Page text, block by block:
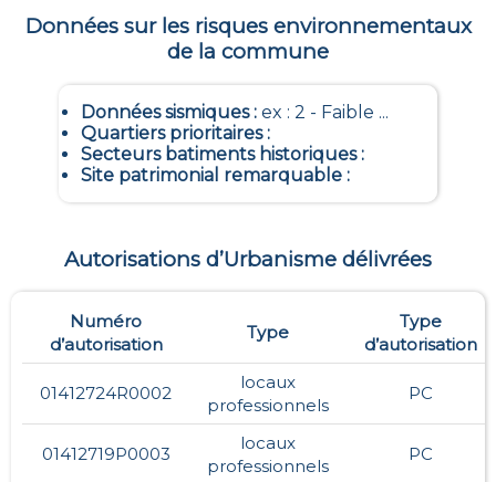
Données sur les risques environnementaux
de la commune
Données sismiques: ex : 2 - Faible ...
Quartiers prioritaires:
Secteurs batiments historiques:
Site patrimonial remarquable:
Autorisations d’Urbanisme délivrées
Numéro
d’autorisation
Type
Type
d’autorisation
01412724R0002
locaux
professionnels
PC
01412719P0003
locaux
professionnels
PC